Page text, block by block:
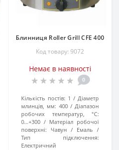
Блинниця Roller Grill CFE 400
Код товару: 9072
Немає в наявності
0
Кількість постів: 1
Діаметр
млинців, мм: 400
Діапазон
робочих температур, °C:
0...+300
Матеріал робочої
поверхні:
Чавун / Емаль
Тип підключення:
Електричний